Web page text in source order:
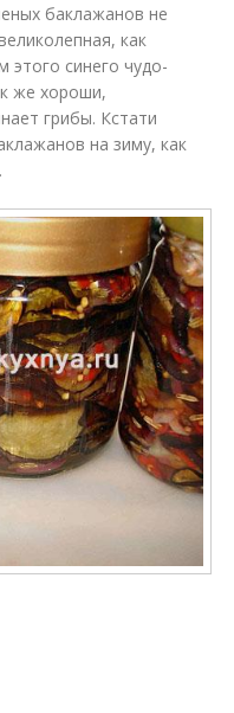
баклажанов не
как
этого синего чудо-
же хороши,
грибы. Кстати
на зиму, как